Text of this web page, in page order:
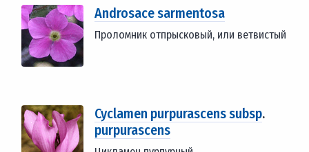
Androsace sarmentosa
Проломник отпрысковый, или ветвистый
Cyclamen purpurascens subsp.
purpurascens